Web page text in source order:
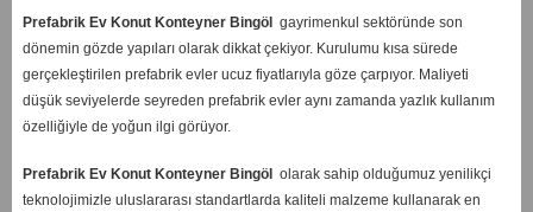
Prefabrik Ev Konut Konteyner Bingöl
gayrimenkul sektöründe son
dönemin gözde yapıları olarak dikkat çekiyor. Kurulumu kısa sürede
gerçekleştirilen prefabrik evler ucuz fiyatlarıyla göze çarpıyor. Maliyeti
düşük seviyelerde seyreden prefabrik evler aynı zamanda yazlık kullanım
özelliğiyle de yoğun ilgi görüyor.
Prefabrik Ev Konut Konteyner Bingöl
olarak sahip olduğumuz yenilikçi
teknolojimizle uluslararası standartlarda kaliteli malzeme kullanarak en